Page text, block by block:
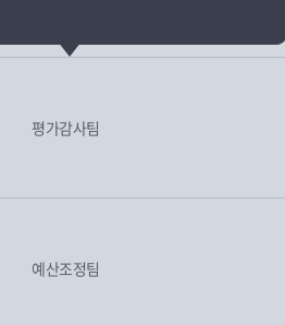
평가감사팀
예산조정팀